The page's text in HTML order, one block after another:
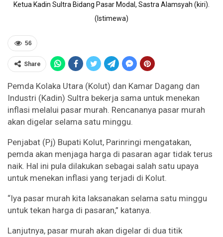
Ketua Kadin Sultra Bidang Pasar Modal, Sastra Alamsyah (kiri).
(Istimewa)
56
Share
Pemda Kolaka Utara (Kolut) dan Kamar Dagang dan
Industri (Kadin) Sultra bekerja sama untuk menekan
inflasi melalui pasar murah. Rencananya pasar murah
akan digelar selama satu minggu.
Penjabat (Pj) Bupati Kolut, Parinringi mengatakan,
pemda akan menjaga harga di pasaran agar tidak terus
naik. Hal ini pula dilakukan sebagai salah satu upaya
untuk menekan inflasi yang terjadi di Kolut.
“Iya pasar murah kita laksanakan selama satu minggu
untuk tekan harga di pasaran,” katanya.
Lanjutnya, pasar murah akan digelar di dua titik